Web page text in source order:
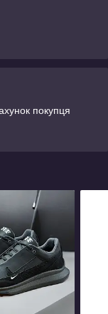
покупця